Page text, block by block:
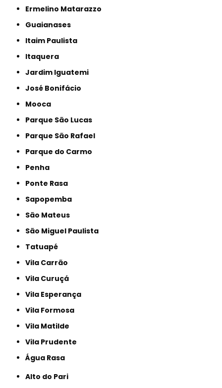
Ermelino Matarazzo
Guaianases
Itaim Paulista
Itaquera
Jardim Iguatemi
José Bonifácio
Mooca
Parque São Lucas
Parque São Rafael
Parque do Carmo
Penha
Ponte Rasa
Sapopemba
São Mateus
São Miguel Paulista
Tatuapé
Vila Carrão
Vila Curuçá
Vila Esperança
Vila Formosa
Vila Matilde
Vila Prudente
Água Rasa
Alto do Pari